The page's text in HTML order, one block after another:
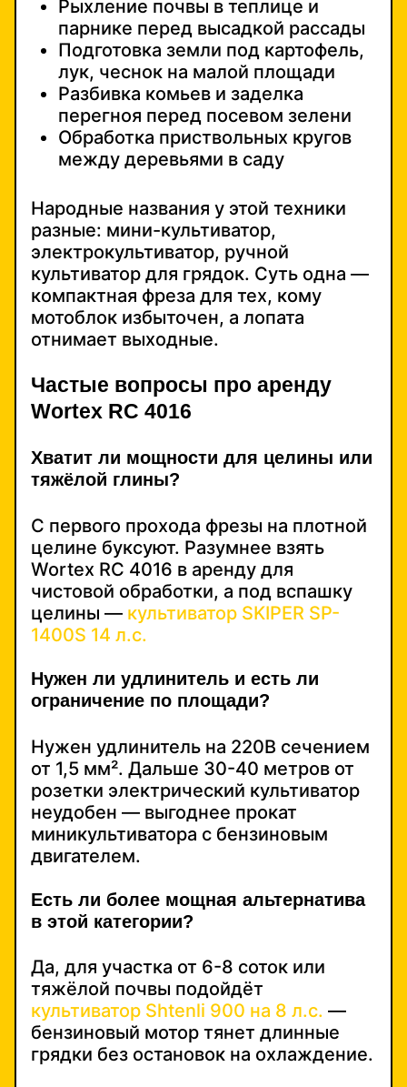
Рыхление почвы в теплице и
парнике перед высадкой рассады
Подготовка земли под картофель,
лук, чеснок на малой площади
Разбивка комьев и заделка
перегноя перед посевом зелени
Обработка приствольных кругов
между деревьями в саду
Народные названия у этой техники
разные: мини-культиватор,
электрокультиватор, ручной
культиватор для грядок. Суть одна —
компактная фреза для тех, кому
мотоблок избыточен, а лопата
отнимает выходные.
Частые вопросы про аренду
Wortex RC 4016
Хватит ли мощности для целины или
тяжёлой глины?
С первого прохода фрезы на плотной
целине буксуют. Разумнее взять
Wortex RC 4016 в аренду для
чистовой обработки, а под вспашку
целины — культиватор SKIPER SP-
1400S 14 л.с.
Нужен ли удлинитель и есть ли
ограничение по площади?
Нужен удлинитель на 220В сечением
от 1,5 мм². Дальше 30-40 метров от
розетки электрический культиватор
неудобен — выгоднее прокат
миникультиватора с бензиновым
двигателем.
Есть ли более мощная альтернатива
в этой категории?
Да, для участка от 6-8 соток или
тяжёлой почвы подойдёт
культиватор Shtenli 900 на 8 л.с. —
бензиновый мотор тянет длинные
грядки без остановок на охлаждение.